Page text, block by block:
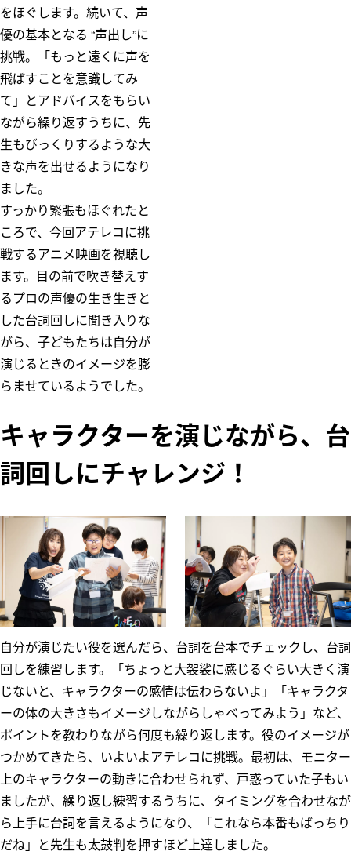
をほぐします。続いて、声
優の基本となる “声出し”に
挑戦。「もっと遠くに声を
飛ばすことを意識してみ
て」とアドバイスをもらい
ながら繰り返すうちに、先
生もびっくりするような大
きな声を出せるようになり
ました。
すっかり緊張もほぐれたと
ころで、今回アテレコに挑
戦するアニメ映画を視聴し
ます。目の前で吹き替えす
るプロの声優の生き生きと
した台詞回しに聞き入りな
がら、子どもたちは自分が
演じるときのイメージを膨
らませているようでした。
キャラクターを演じながら、台
詞回しにチャレンジ！
自分が演じたい役を選んだら、台詞を台本でチェックし、台詞
回しを練習します。「ちょっと大袈裟に感じるぐらい大きく演
じないと、キャラクターの感情は伝わらないよ」「キャラクタ
ーの体の大きさもイメージしながらしゃべってみよう」など、
ポイントを教わりながら何度も繰り返します。役のイメージが
つかめてきたら、いよいよアテレコに挑戦。最初は、モニター
上のキャラクターの動きに合わせられず、戸惑っていた子もい
ましたが、繰り返し練習するうちに、タイミングを合わせなが
ら上手に台詞を言えるようになり、「これなら本番もばっちり
だね」と先生も太鼓判を押すほど上達しました。